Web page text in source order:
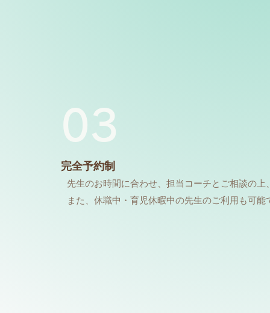
03
完全予約制
先生のお時間に合わせ、担当コーチとご相談の
また、休職中・育児休暇中の先生のご利用も可能